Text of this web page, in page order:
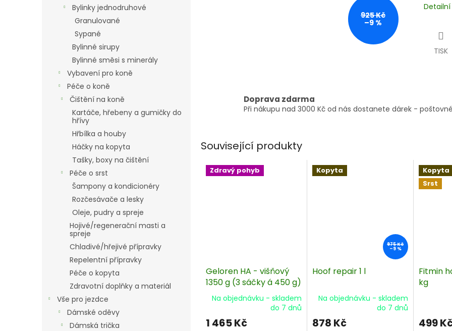
Bylinky jednodruhové
Granulované
Sypané
Bylinné sirupy
Bylinné směsi s minerály
Vybavení pro koně
Péče o koně
Čištění na koně
Kartáče, hřebeny a gumičky do
hřívy
Hřbílka a houby
Háčky na kopyta
Tašky, boxy na čištění
Péče o srst
Šampony a kondicionéry
Rozčesávače a lesky
Oleje, pudry a spreje
Hojivé/regenerační masti a
spreje
Chladivé/hřejivé přípravky
Repelentní přípravky
Péče o kopyta
Zdravotní doplňky a materiál
Vše pro jezdce
Dámské oděvy
Dámská trička
925 Kč
–9 %
TISK
Doprava zdarma
Při nákupu nad 3000 Kč od nás dostanete dárek -
Související produkty
Zdravý pohyb
Geloren HA - višňový
1350 g (3 sáčky á 450 g)
Na objednávku - skladem
do 7 dnů
1 465 Kč
Kopyta
975 Kč
–9 %
Hoof repair 1 l
Na objednávku - skladem
do 7 dnů
878 Kč
Kopyta
Srst
Fitmin
kg
499